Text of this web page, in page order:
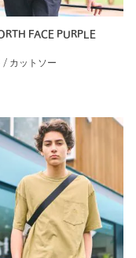
FACE PURPLE
/ カットソー